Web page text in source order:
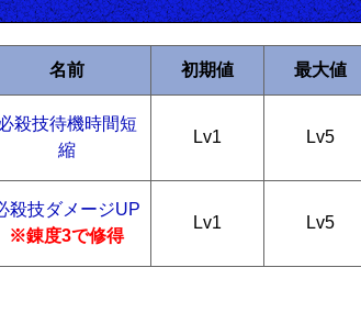
名前 初期値 最大値
殺技待機時間短
縮
Lv1 Lv5
殺技ダメージUP
※錬度3で修得
Lv1 Lv5